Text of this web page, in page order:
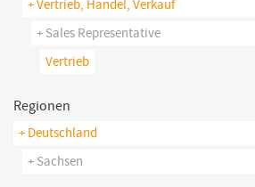
+ Vertrieb, Handel, Verkauf
+ Sales Representative
Vertrieb
Regionen
+ Deutschland
+ Sachsen